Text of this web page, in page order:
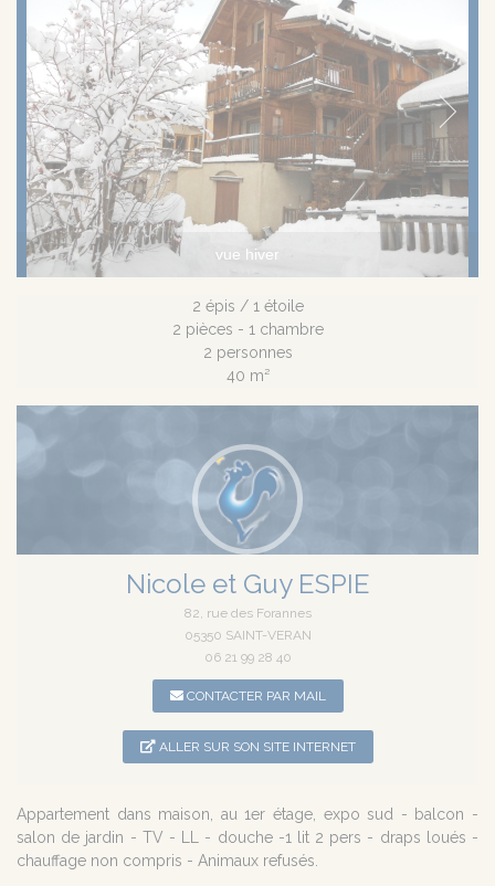
vue hiver
2 épis / 1 étoile
2 pièces - 1 chambre
2 personnes
40 m²
Nicole et Guy ESPIE
82, rue des Forannes
05350 SAINT-VERAN
06 21 99 28 40
CONTACTER PAR MAIL
ALLER SUR SON SITE INTERNET
Appartement dans maison, au 1er étage, expo sud - balcon -
salon de jardin - TV - LL - douche -1 lit 2 pers - draps loués -
chauffage non compris - Animaux refusés.